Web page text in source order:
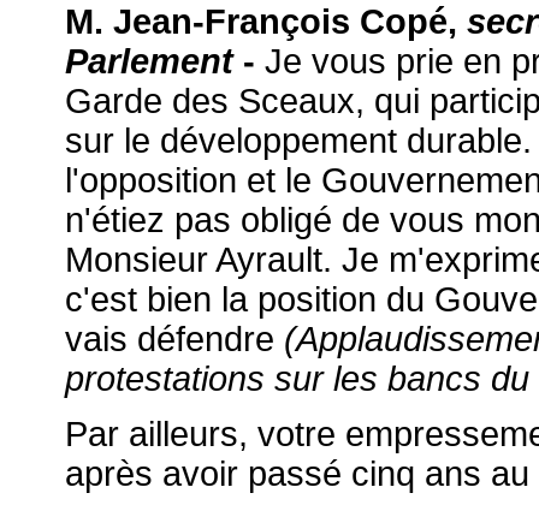
M. Jean-François Copé,
Parlement - Je vous prie en
Garde des Sceaux, qui
sur le développement
l'opposition et le
n'étiez pas obligé de vous
Monsieur Ayrault. Je
c'est bien la position du
vais défendre
protestations sur les bancs
Par ailleurs, votre
après avoir passé cinq ans